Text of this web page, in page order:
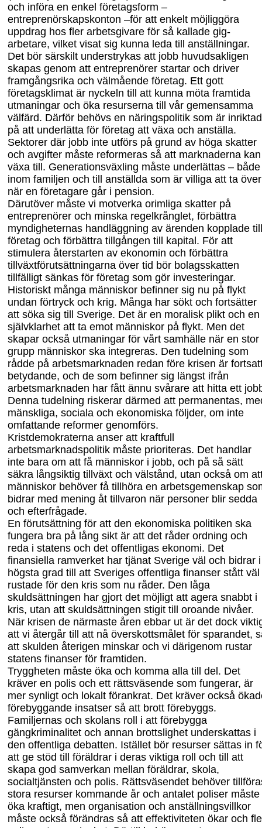
och införa en enkel företagsform –
entreprenörskapskonton –för att enkelt möjliggöra
uppdrag hos fler arbetsgivare för så kallade gig-
arbetare, vilket visat sig kunna leda till anställningar.
Det bör särskilt understrykas att jobb huvudsakligen
skapas genom att entreprenörer startar och driver
framgångsrika och välmående företag. Ett gott
företagsklimat är nyckeln till att kunna möta framtida
utmaningar och öka resurserna till vår gemensamma
välfärd. Därför behövs en näringspolitik som är inriktad
på att underlätta för företag att växa och anställa.
Sektorer där jobb inte utförs på grund av höga skatter
och avgifter måste reformeras så att marknaderna kan
växa till. Generationsväxling måste underlättas – både
inom familjen och till anställda som är villiga att ta över
när en företagare går i pension.
Därutöver måste vi motverka orimliga skatter på
entreprenörer och minska regelkrånglet, förbättra
myndigheternas handläggning av ärenden kopplade till
företag och förbättra tillgången till kapital. För att
stimulera återstarten av ekonomin och förbättra
tillväxtförutsättningarna över tid bör bolagsskatten
tillfälligt sänkas för företag som gör investeringar.
Historiskt många människor befinner sig nu på flykt
undan förtryck och krig. Många har sökt och fortsätter
att söka sig till Sverige. Det är en moralisk plikt och en
självklarhet att ta emot människor på flykt. Men det
skapar också utmaningar för vårt samhälle när en stor
grupp människor ska integreras. Den tudelning som
rådde på arbetsmarknaden redan före krisen är
betydande, och de som befinner sig längst ifrån
arbetsmarknaden har fått ännu svårare att hitta ett
Denna tudelning riskerar därmed att permanentas,
mänskliga, sociala och ekonomiska följder, om inte
omfattande reformer genomförs.
Kristdemokraterna anser att kraftfull
arbetsmarknadspolitik måste prioriteras. Det handlar
inte bara om att få människor i jobb, och på så sätt
säkra långsiktig tillväxt och välstånd, utan också om
människor behöver få tillhöra en arbetsgemenskap
bidrar med mening åt tillvaron när personer blir sedda
och efterfrågade.
En förutsättning för att den ekonomiska politiken ska
fungera bra på lång sikt är att det råder ordning och
reda i statens och det offentligas ekonomi. Det
finansiella ramverket har tjänat Sverige väl och bidrar i
högsta grad till att Sveriges offentliga finanser stått väl
rustade för den kris som nu råder. Den låga
skuldsättningen har gjort det möjligt att agera snabbt i
kris, utan att skuldsättningen stigit till oroande nivåer.
När krisen de närmaste åren ebbar ut är det dock
att vi återgår till att nå överskottsmålet för sparandet,
att skulden återigen minskar och vi därigenom rustar
statens finanser för framtiden.
Tryggheten måste öka och komma alla till del. Det
kräver en polis och ett rättsväsende som fungerar, är
mer synligt och lokalt förankrat. Det kräver också
förebyggande insatser så att brott förebyggs.
Familjernas och skolans roll i att förebygga
gängkriminalitet och annan brottslighet underskattas i
den offentliga debatten. Istället bör resurser sättas in
att ge stöd till föräldrar i deras viktiga roll och till att
skapa god samverkan mellan föräldrar, skola,
socialtjänsten och polis. Rättsväsendet behöver
stora resurser kommande år och antalet poliser måste
öka kraftigt, men organisation och anställningsvillkor
måste också förändras så att effektiviteten ökar och